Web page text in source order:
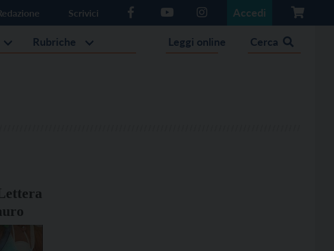
Scrivici Accedi
Rubriche Leggi online Cerca